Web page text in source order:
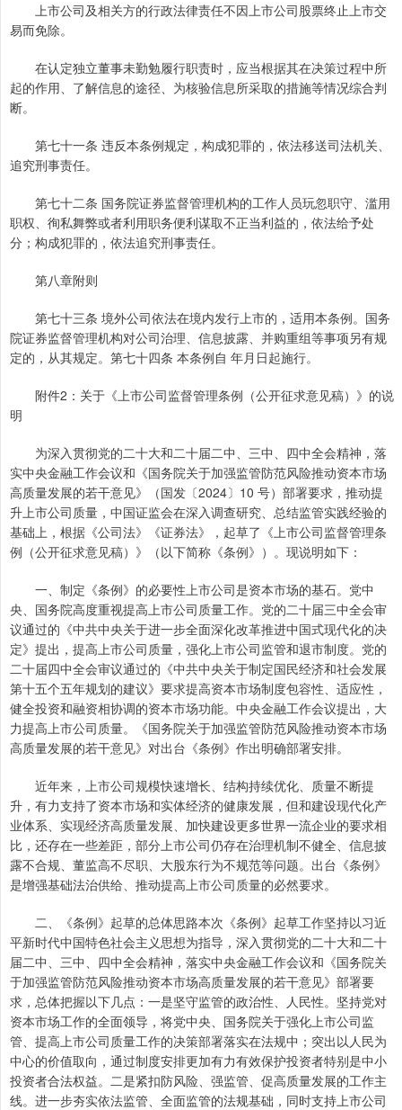
上市公司及相关方的行政法律责任不因上市公司股票终止上市交
易而免除。
在认定独立董事未勤勉履行职责时，应当根据其在决策过程中所
起的作用、了解信息的途径、为核验信息所采取的措施等情况综合判
断。
第七十一条 违反本条例规定，构成犯罪的，依法移送司法机关、
追究刑事责任。
第七十二条 国务院证券监督管理机构的工作人员玩忽职守、滥用
职权、徇私舞弊或者利用职务便利谋取不正当利益的，依法给予处
分；构成犯罪的，依法追究刑事责任。
第八章附则
第七十三条 境外公司依法在境内发行上市的，适用本条例。国务
院证券监督管理机构对公司治理、信息披露、并购重组等事项另有规
定的，从其规定。第七十四条 本条例自 年月日起施行。
附件2：关于《上市公司监督管理条例（公开征求意见稿）》的说
明
为深入贯彻党的二十大和二十届二中、三中、四中全会精神，落
实中央金融工作会议和《国务院关于加强监管防范风险推动资本市场
高质量发展的若干意见》（国发〔2024〕10 号）部署要求，推动提
升上市公司质量，中国证监会在深入调查研究、总结监管实践经验的
基础上，根据《公司法》《证券法》，起草了《上市公司监督管理条
例（公开征求意见稿）》（以下简称《条例》）。现说明如下：
一、制定《条例》的必要性上市公司是资本市场的基石。党中
央、国务院高度重视提高上市公司质量工作。党的二十届三中全会审
议通过的《中共中央关于进一步全面深化改革推进中国式现代化的决
定》提出，提高上市公司质量，强化上市公司监管和退市制度。党的
二十届四中全会审议通过的《中共中央关于制定国民经济和社会发展
第十五个五年规划的建议》要求提高资本市场制度包容性、适应性，
健全投资和融资相协调的资本市场功能。中央金融工作会议提出，大
力提高上市公司质量。《国务院关于加强监管防范风险推动资本市场
高质量发展的若干意见》对出台《条例》作出明确部署安排。
近年来，上市公司规模快速增长、结构持续优化、质量不断提
升，有力支持了资本市场和实体经济的健康发展，但和建设现代化产
业体系、实现经济高质量发展、加快建设更多世界一流企业的要求相
比，还存在一些差距，部分上市公司仍存在治理机制不健全、信息披
露不合规、董监高不尽职、大股东行为不规范等问题。出台《条例》
是增强基础法治供给、推动提高上市公司质量的必然要求。
二、《条例》起草的总体思路本次《条例》起草工作坚持以习近
平新时代中国特色社会主义思想为指导，深入贯彻党的二十大和二十
届二中、三中、四中全会精神，落实中央金融工作会议和《国务院关
于加强监管防范风险推动资本市场高质量发展的若干意见》部署要
求，总体把握以下几点：一是坚守监管的政治性、人民性。坚持党对
资本市场工作的全面领导，将党中央、国务院关于强化上市公司监
管、提高上市公司质量工作的决策部署落实在法规中；突出以人民为
中心的价值取向，通过制度安排更加有力有效保护投资者特别是中小
投资者合法权益。二是紧扣防风险、强监管、促高质量发展的工作主
线。进一步夯实依法监管、全面监管的法规基础，同时支持上市公司